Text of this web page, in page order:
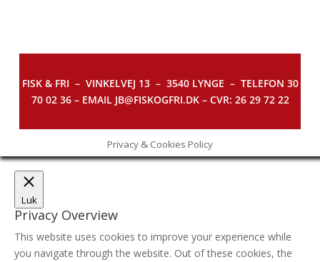
FISK & FRI – VINKELVEJ 13 – 3540 LYNGE – TELEFON 30
70 02 36 – EMAIL JB@FISKOGFRI.DK – CVR: 26 29 72 22
Privacy & Cookies Policy
Luk
Privacy Overview
This website uses cookies to improve your experience while
you navigate through the website. Out of these cookies, the